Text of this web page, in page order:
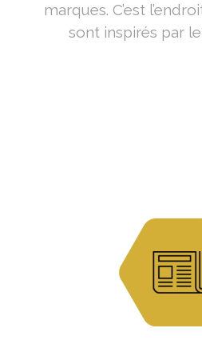
marques. C’est
sont inspirés par